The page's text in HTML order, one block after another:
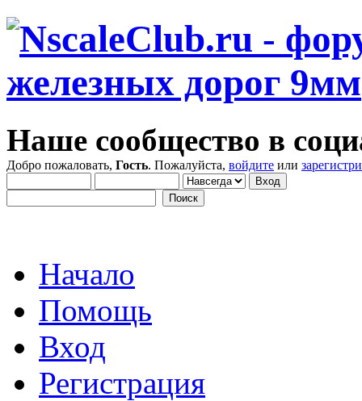
Наше сообщество в
Добро пожаловать, Гость. Пожалуйста, войдите или
Начало
Помощь
Вход
Регистрация